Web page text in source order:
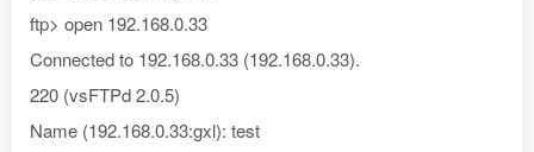
ftp> open 192.168.0.33
Connected to 192.168.0.33 (192.168.0.33).
220 (vsFTPd 2.0.5)
Name (192.168.0.33:gxl): test